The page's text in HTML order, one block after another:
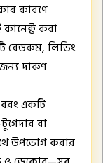
কারণে
কানেক্ট করা
বেডরুম, লিভিং
দারুণ
একটি
টুগেদার বা
উপভোগ করার